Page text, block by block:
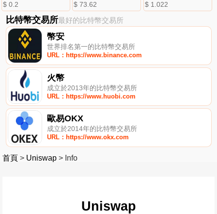
$ 0.2 $ 73.62 $ 1.022
比特幣交易所最好的比特幣交易所
幣安
世界排名第一的比特幣交易所
URL：https://www.binance.com
火幣
成立於2013年的比特幣交易所
URL：https://www.huobi.com
歐易OKX
成立於2014年的比特幣交易所
URL：https://www.okx.com
首頁 > Uniswap > Info
Uniswap